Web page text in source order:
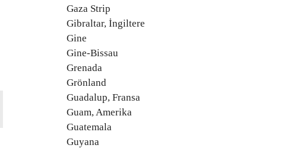
Gaza Strip
Gibraltar, İngiltere
Gine
Gine-Bissau
Grenada
Grönland
Guadalup, Fransa
Guam, Amerika
Guatemala
Guyana